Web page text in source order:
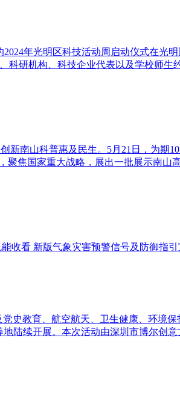
年光明区科技活动周启动仪式在光
研机构、科技企业代表以及学校师生
南山科普惠及民生。5月21日，为期
焦国家重大战略，展出一批展示南山
收看 新版气象灾害预警信号及防御指
史教育、航空航天、卫生健康、环境
陆续开展。本次活动由深圳市博尔创